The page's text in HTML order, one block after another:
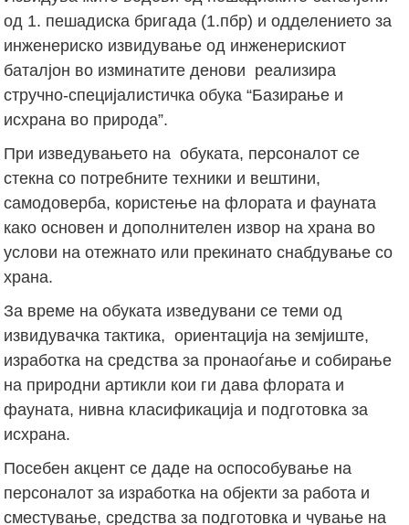
од 1. пешадиска бригада (1.пбр) и одделението за
инженериско извидување од инженерискиот
баталјон во изминатите денови реализира
стручно-специјалистичка обука “Базирање и
исхрана во природа”.
При изведувањето на обуката, персоналот се
стекна со потребните техники и вештини,
самодоверба, користење на флората и фауната
како основен и дополнителен извор на храна во
услови на отежнато или прекинато снабдување со
храна.
За време на обуката изведувани се теми од
извидувачка тактика, ориентација на земјиште,
изработка на средства за пронаоѓање и собирање
на природни артикли кои ги дава флората и
фауната, нивна класификација и подготовка за
исхрана.
Посебен акцент се даде на оспособување на
персоналот за изработка на објекти за работа и
сместување, средства за подготовка и чување на